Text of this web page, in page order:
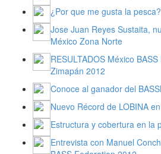
¿Por que me gusta la pesca?
Jose Juan Reyes Sustaita,
México Zona Norte
RESULTADOS México
Zimapán 2012
Conoce al ganador del
Nuevo Récord de LOBINA
Estructura y cobertura en la
Entrevista con Manuel